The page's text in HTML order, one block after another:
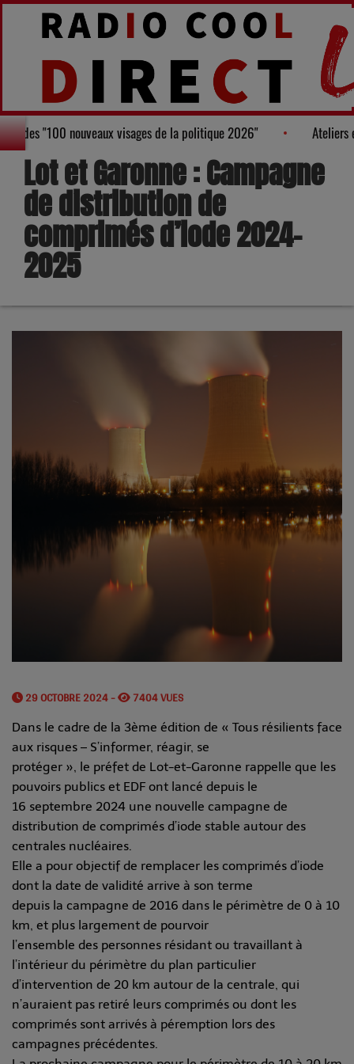
au Palmarès des "100 nouveaux visages de la politique 2026"
Lot et Garonne : Campagne
de distribution de
comprimés d’iode 2024-
2025
29 OCTOBRE 2024 - 7404 VUES
Dans le cadre de la 3ème édition de « Tous résilients face
aux risques – S’informer, réagir, se
protéger », le préfet de Lot-et-Garonne rappelle que les
pouvoirs publics et EDF ont lancé depuis le
16 septembre 2024 une nouvelle campagne de
distribution de comprimés d’iode stable autour des
centrales nucléaires.
Elle a pour objectif de remplacer les comprimés d’iode
dont la date de validité arrive à son terme
depuis la campagne de 2016 dans le périmètre de 0 à 10
km, et plus largement de pourvoir
l’ensemble des personnes résidant ou travaillant à
l’intérieur du périmètre du plan particulier
d’intervention de 20 km autour de la centrale, qui
n’auraient pas retiré leurs comprimés ou dont les
comprimés sont arrivés à péremption lors des
campagnes précédentes.